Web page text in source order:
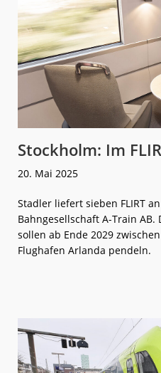
Stockholm: Im
20. Mai 2025
Stadler liefert sieben FLIRT
Bahngesellschaft A-Train
sollen ab Ende 2029
Flughafen Arlanda pendeln.